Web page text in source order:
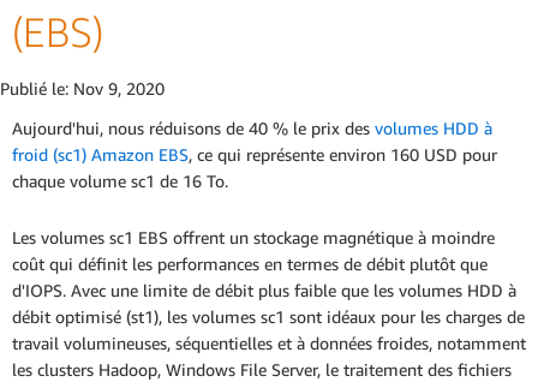
(EBS)
Publié le: Nov 9, 2020
Aujourd'hui, nous réduisons de 40 % le prix des volumes HDD à
froid (sc1) Amazon EBS, ce qui représente environ 160 USD pour
chaque volume sc1 de 16 To.
Les volumes sc1 EBS offrent un stockage magnétique à moindre
coût qui définit les performances en termes de débit plutôt que
d'IOPS. Avec une limite de débit plus faible que les volumes HDD à
débit optimisé (st1), les volumes sc1 sont idéaux pour les charges de
travail volumineuses, séquentielles et à données froides, notamment
les clusters Hadoop, Windows File Server, le traitement des fichiers